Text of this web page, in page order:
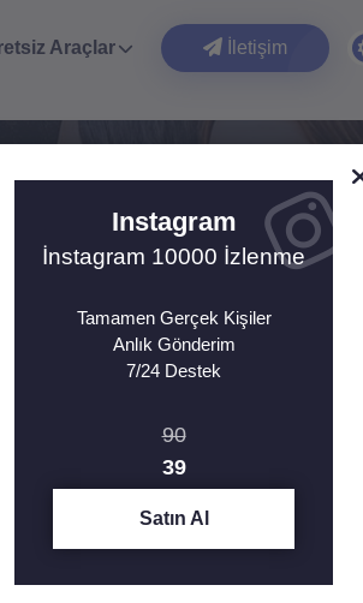
Araçlar İletişim
Instagram
İnstagram 10000 İzlenme
Tamamen Gerçek Kişiler
Anlık Gönderim
7/24 Destek
90
39
Satın Al